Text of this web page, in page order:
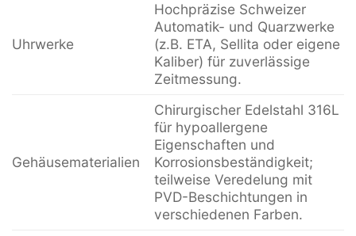
Uhrwerke
Hochpräzise Schweizer
Automatik- und Quarzwerke
(z.B. ETA, Sellita oder eigene
Kaliber) für zuverlässige
Zeitmessung.
Gehäusematerialien
Chirurgischer Edelstahl 316L
für hypoallergene
Eigenschaften und
Korrosionsbeständigkeit;
teilweise Veredelung mit
PVD-Beschichtungen in
verschiedenen Farben.